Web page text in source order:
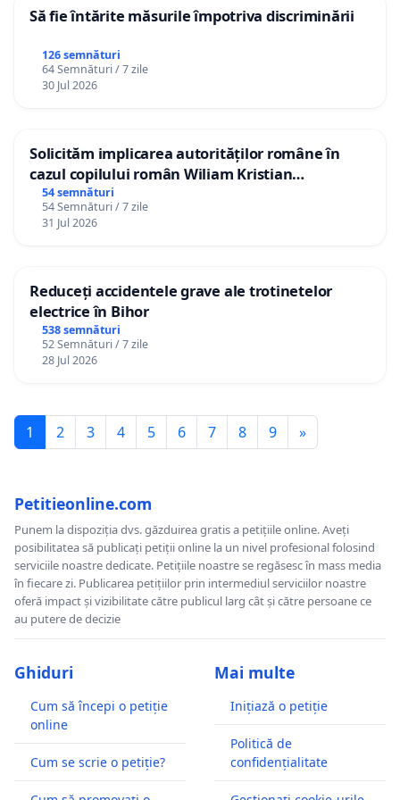
arie de protecție specială avifaunistică din 2007.
Astfel, în mod respectuos, vă rugăm insistent să ne
ajutați la soluționarea acestei probleme, inclusiv prin
conlucrare cu alte structuri competente (Poliția de
Agenția ”Apele Moldovei”, Ministerul Afacerilor Interne
etc.).
Cerem implicarea structurilor competente pentru
a interzice desfășurarea agrementului pe
pentru informarea populației despre acțiunile și
măsurile efectuate. Puteți conta pe sprijinul nostru în
caz de necesitate în adresarea către instanțele
competente, inclusiv de nivel raional și republican. Cu
Nouă, raionul Rîșcani.
Potrivit declarațiilor Agenției Apele Moldovei, fâșia
este în gestiunea sa ”doar pe hârtie”. Nu dispune de
subdiviziuni locale, de resurse umane și financiare
și are nevoie de o reorganizare instituțională. Plaja
este vizitată sistematic de Inspectoratul pentru
APL – toate se plâng că nu au resursele sau
competențele necesare să protejeze fâșia.
O colaborare complexă, intersectorială între
structurile date, pe subiectul plajei din Dumeni, nu
există.
Să fie întărite măsurile împotriva discriminării
126 semnături
64 Semnături / 7 zile
30 Jul 2026
Solicităm implicarea autorităților române în
cazul copilului român Wiliam Kristian
Gheorghe, aflat în plasament în Danemarca de
12 ani
54 semnături
54 Semnături / 7 zile
31 Jul 2026
Reduceți accidentele grave ale trotinetelor
electrice în Bihor
538 semnături
52 Semnături / 7 zile
28 Jul 2026
1 2 3 4 5 6 7 8 9 »
Petitieonline.com
Punem la dispoziția dvs. găzduirea gratis a petițiile online. Aveți
posibilitatea să publicați petiții online la un nivel profesional folosind
serviciile noastre dedicate. Petițiile noastre se regăsesc în mass media
în fiecare zi. Publicarea petițiilor prin intermediul serviciilor noastre
oferă impact și vizibilitate către publicul larg cât și către persoane ce
au putere de decizie
Ghiduri
Cum să începi o petiție
online
Cum se scrie o petiție?
Mai multe
Inițiază o petiție
Politică de
confidențialitate